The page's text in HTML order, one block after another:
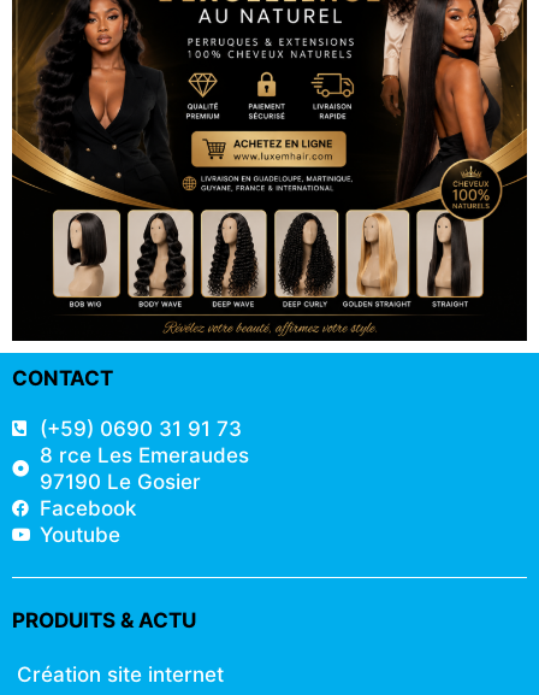
CONTACT
(+59) 0690 31 91 73
8 rce Les Emeraudes
97190 Le Gosier
Facebook
Youtube
PRODUITS & ACTU
Création site internet